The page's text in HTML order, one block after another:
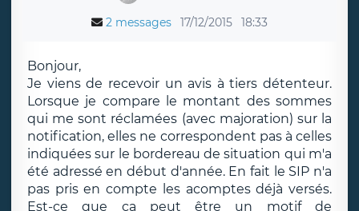
2 messages 17/12/2015 18:33
Bonjour,
Je viens de recevoir un avis à tiers détenteur.
Lorsque je compare le montant des sommes
qui me sont réclamées (avec majoration) sur la
notification, elles ne correspondent pas à celles
indiquées sur le bordereau de situation qui m'a
été adressé en début d'année. En fait le SIP n'a
pas pris en compte les acomptes déjà versés.
Est-ce que ça peut être un motif de